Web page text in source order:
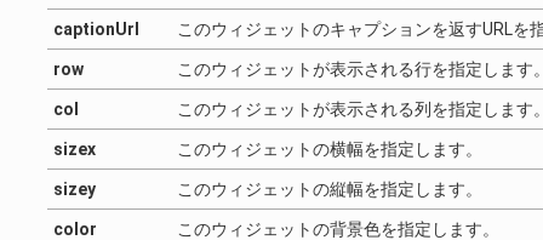
captionUrl このウィジェットのキャプションを返すURLを
row このウィジェットが表示される行を指定します
col このウィジェットが表示される列を指定します
sizex このウィジェットの横幅を指定します。
sizey このウィジェットの縦幅を指定します。
color このウィジェットの背景色を指定します。